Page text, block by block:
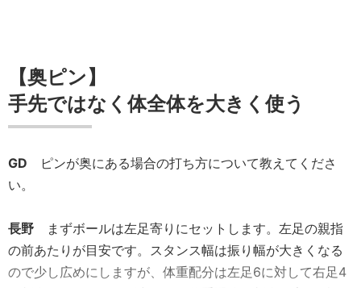
【奥ピン】
手先ではなく体全体を大きく使う
GD ピンが奥にある場合の打ち方について教えてくださ
い。
長野 まずボールは左足寄りにセットします。左足の親指
の前あたりが目安です。スタンス幅は振り幅が大きくなる
ので少し広めにしますが、体重配分は左足6に対して右足4